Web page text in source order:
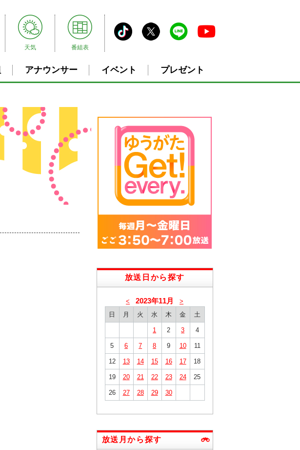
天気 番組表
アナウンサー イベント プレゼント
放送日から探す
< 2023年11月
>
日
月 火 水 木 金 土
1 2 3 4
5 6 7 8 9 10 11
12 13 14 15 16 17 18
19 20 21 22 23 24 25
26 27 28 29 30
放送月から探す